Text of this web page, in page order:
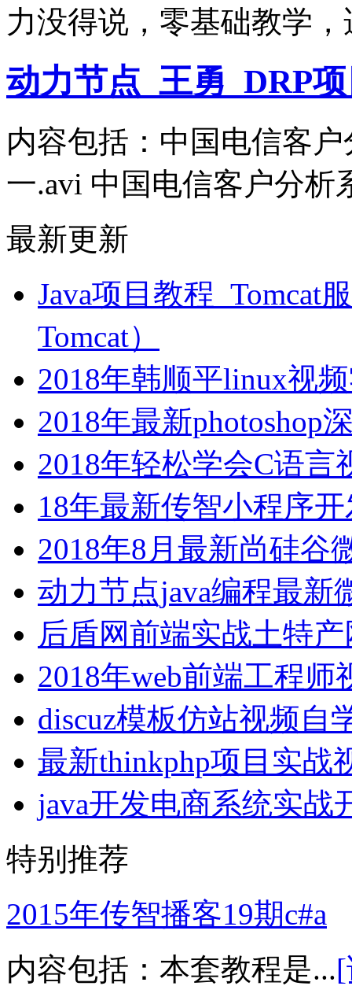
力没得说，零基础教学
动力节点_王勇_DRP
内容包括：中国电信客
一.avi 中国电信客户分析
最新更新
Java项目教程_Tomcat
Tomcat）
2018年韩顺平linux视
2018年最新photoshop
2018年轻松学会C语言
18年最新传智小程序
2018年8月最新尚硅谷
动力节点java编程最新
后盾网前端实战土特
2018年web前端工程师
discuz模板仿站视频自
最新thinkphp项目实战
java开发电商系统实战
特别推荐
2015年传智播客19期c#a
内容包括：本套教程是...